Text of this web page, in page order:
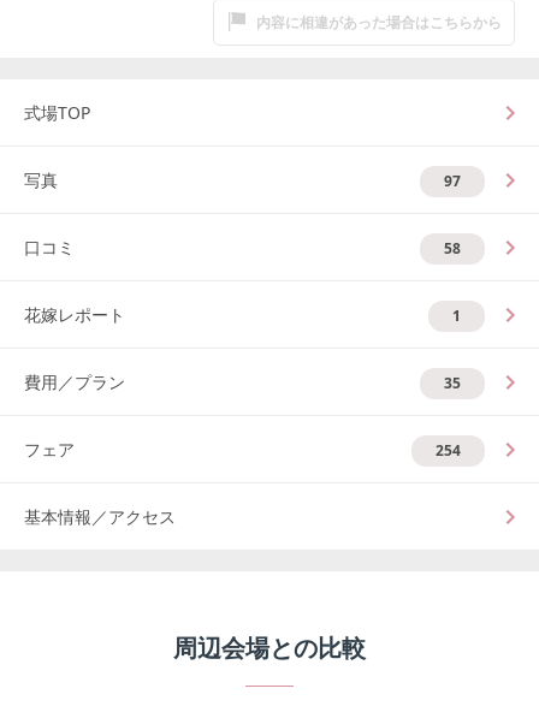
内容に相違があった場合はこちらから
式場TOP
写真 97
口コミ 58
花嫁レポート 1
費用／プラン 35
フェア 254
基本情報／アクセス
周辺会場との比較